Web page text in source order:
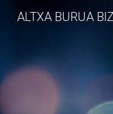
ALTXA BURUA